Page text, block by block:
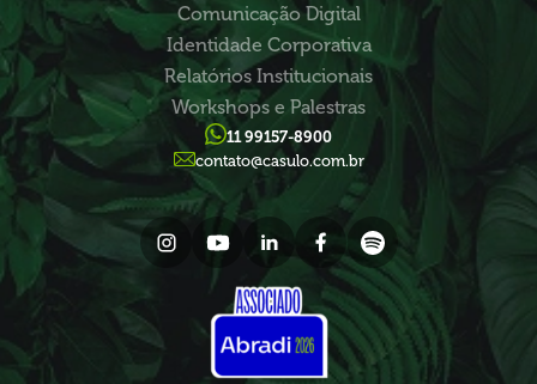
Comunicação Digital
Identidade Corporativa
Relatórios Institucionais
Workshops e Palestras
11 99157-8900
contato@casulo.com.br